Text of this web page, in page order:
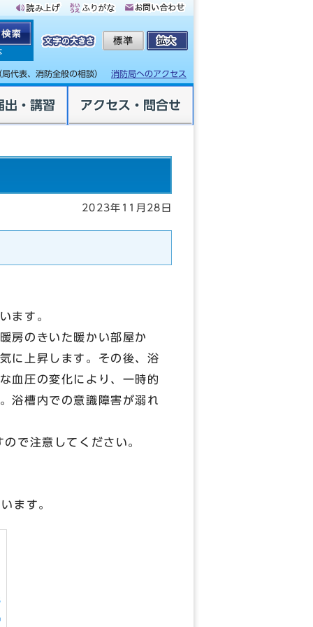
局代表、消防全般の相談） 消防局へのアクセス
出・講習 アクセス・問合せ
2023年11月28日
ます。
房のきいた暖かい部屋か
に上昇します。その後、浴
血圧の変化により、一時的
浴槽内での意識障害が溺れ
で注意してください。
ます。